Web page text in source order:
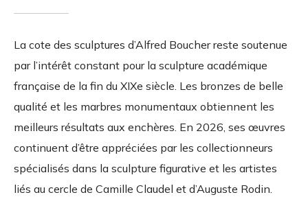
La cote des sculptures d’Alfred Boucher reste soutenue
par l’intérêt constant pour la sculpture académique
française de la fin du XIXe siècle. Les bronzes de belle
qualité et les marbres monumentaux obtiennent les
meilleurs résultats aux enchères. En 2026, ses œuvres
continuent d’être appréciées par les collectionneurs
spécialisés dans la sculpture figurative et les artistes
liés au cercle de Camille Claudel et d’Auguste Rodin.